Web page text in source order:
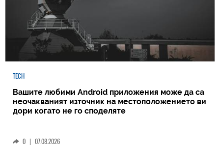
TECH
Вашите любими Android приложения може да са
неочакваният източник на местоположението ви
дори когато не го споделяте
0 | 07.08.2026